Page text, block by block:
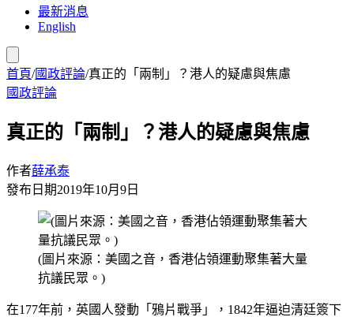
最新消息
English
首頁/國政評論/真正的「兩制」？港人的疑慮與焦慮
國政評論
真正的「兩制」？港人的疑慮與焦慮
作者薛承泰
發布日期2019年10月9日
(圖片來源：美國之音，香港佔領運動聚集著大量
抗議民眾。)
在177年前，英國人發動「鴉片戰爭」，1842年逼迫清廷簽下